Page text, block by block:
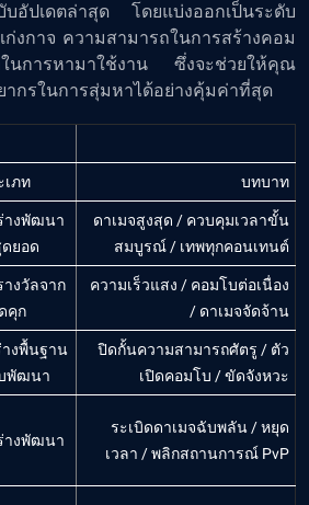
บอัปเดตล่าสุด โดยแบ่งออกเป็นระดับ
ก่งกาจ ความสามารถในการสร้างคอม
การหามาใช้งาน ซึ่งจะช่วยให้คุณ
ากรในการสุ่มหาได้อย่างคุ้มค่าที่สุด
เภท บทบาท
างพัฒนา
ยอด
ดาเมจสูงสุด / ควบคุมเวลาขั้น
สมบูรณ์ / เทพทุกคอนเทนต์
งวัลจาก
คุก
ความเร็วแสง / คอมโบต่อเนื่อง
/ ดาเมจจัดจ้าน
งพื้นฐาน
พัฒนา
ปิดกั้นความสามารถศัตรู / ตัว
เปิดคอมโบ / ขัดจังหวะ
างพัฒนา
ระเบิดดาเมจฉับพลัน / หยุด
เวลา / พลิกสถานการณ์ PvP